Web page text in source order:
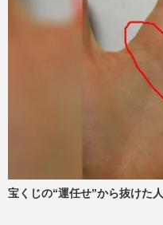
NHK朝ド
朝から視
成田凌が
週刊女性2026
“衝撃ス
はフォト
中圭はポ
《TBS日
宝くじの“運任せ”から抜けた